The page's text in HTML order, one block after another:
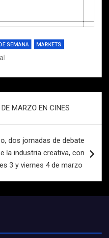
SEMANA MARKETS
MARZO EN CINES
dos jornadas de debate
la industria creativa, con
3 y viernes 4 de marzo